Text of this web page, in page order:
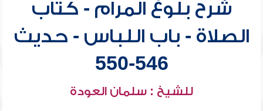
شرح بلوغ المرام - كتاب
الصلاة - باب اللباس - حديث
546-550
للشيخ : سلمان العودة